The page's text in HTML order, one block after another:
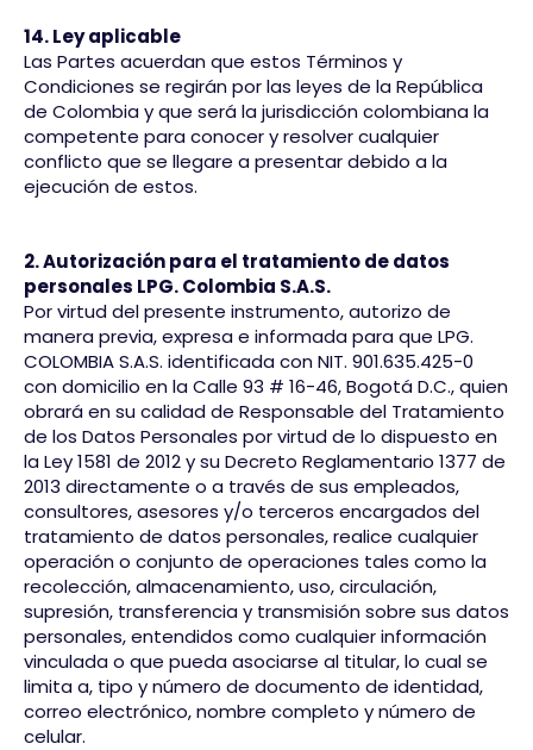
14. Ley aplicable
Las Partes acuerdan que estos Términos y
Condiciones se regirán por las leyes de la República
de Colombia y que será la jurisdicción colombiana la
competente para conocer y resolver cualquier
conflicto que se llegare a presentar debido a la
ejecución de estos.
2. Autorización para el tratamiento de datos
personales LPG. Colombia S.A.S.​
Por virtud del presente instrumento, autorizo de
manera previa, expresa e informada para que LPG.
COLOMBIA S.A.S. identificada con NIT. 901.635.425-0
con domicilio en la Calle 93 # 16-46, Bogotá D.C., quien
obrará en su calidad de Responsable del Tratamiento
de los Datos Personales por virtud de lo dispuesto en
la Ley 1581 de 2012 y su Decreto Reglamentario 1377 de
2013 directamente o a través de sus empleados,
consultores, asesores y/o terceros encargados del
tratamiento de datos personales, realice cualquier
operación o conjunto de operaciones tales como la
recolección, almacenamiento, uso, circulación,
supresión, transferencia y transmisión sobre sus datos
personales, entendidos como cualquier información
vinculada o que pueda asociarse al titular, lo cual se
limita a, tipo y número de documento de identidad,
correo electrónico, nombre completo y número de
celular.